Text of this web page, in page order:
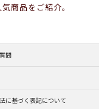
商品をご紹介。
問
に基づく表記について